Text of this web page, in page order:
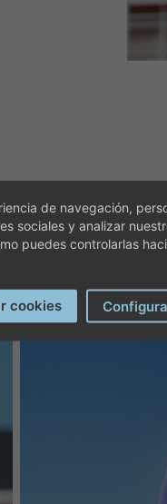
de navegación,
sociales y analizar
puedes controlarlas
cookies